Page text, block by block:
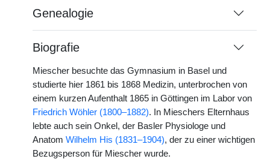
Genealogie
Biografie
Miescher besuchte das Gymnasium in Basel und
studierte hier 1861 bis 1868 Medizin, unterbrochen von
einem kurzen Aufenthalt 1865 in Göttingen im Labor von
Friedrich Wöhler (1800–1882). In Mieschers Elternhaus
lebte auch sein Onkel, der Basler Physiologe und
Anatom Wilhelm His (1831–1904), der zu einer wichtigen
Bezugsperson für Miescher wurde.